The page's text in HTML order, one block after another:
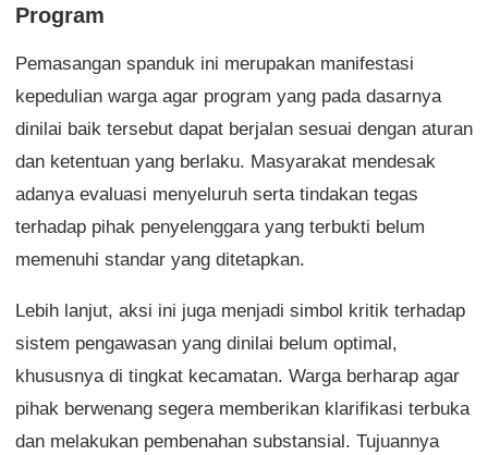
Program
Pemasangan spanduk ini merupakan manifestasi
kepedulian warga agar program yang pada dasarnya
dinilai baik tersebut dapat berjalan sesuai dengan aturan
dan ketentuan yang berlaku. Masyarakat mendesak
adanya evaluasi menyeluruh serta tindakan tegas
terhadap pihak penyelenggara yang terbukti belum
memenuhi standar yang ditetapkan.
Lebih lanjut, aksi ini juga menjadi simbol kritik terhadap
sistem pengawasan yang dinilai belum optimal,
khususnya di tingkat kecamatan. Warga berharap agar
pihak berwenang segera memberikan klarifikasi terbuka
dan melakukan pembenahan substansial. Tujuannya